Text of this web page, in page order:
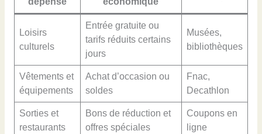
Loisirs
culturels
Entrée gratuite ou
tarifs réduits certains
jours
Musées,
bibliothèques
Vêtements et
équipements
Achat d’occasion ou
soldes
Fnac,
Decathlon
Sorties et
restaurants
Bons de réduction et
offres spéciales
Coupons en
ligne